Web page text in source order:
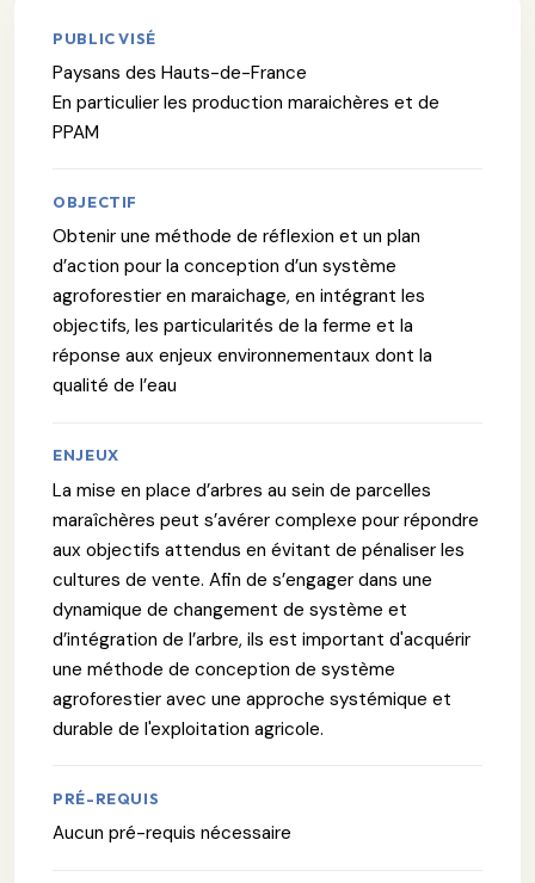
PUBLIC VISÉ
Paysans des Hauts-de-France
En particulier les production maraichères et de
PPAM
OBJECTIF
Obtenir une méthode de réflexion et un plan
d’action pour la conception d’un système
agroforestier en maraichage, en intégrant les
objectifs, les particularités de la ferme et la
réponse aux enjeux environnementaux dont la
qualité de l’eau
ENJEUX
La mise en place d’arbres au sein de parcelles
maraîchères peut s’avérer complexe pour répondre
aux objectifs attendus en évitant de pénaliser les
cultures de vente. Afin de s’engager dans une
dynamique de changement de système et
d’intégration de l’arbre, ils est important d'acquérir
une méthode de conception de système
agroforestier avec une approche systémique et
durable de l'exploitation agricole.
PRÉ-REQUIS
Aucun pré-requis nécessaire